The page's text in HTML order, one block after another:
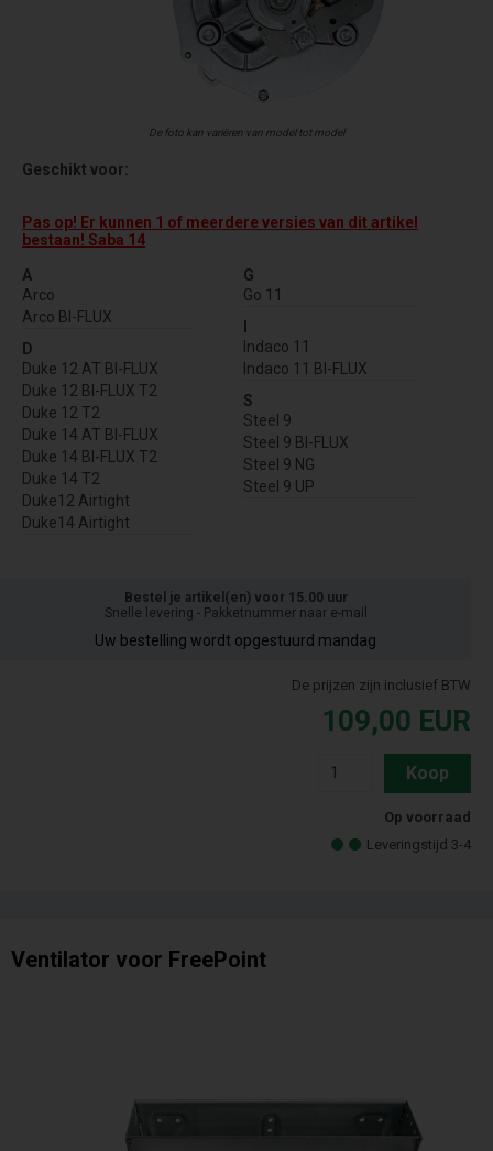
De foto kan variëren van model tot model
Geschikt voor:
Pas op! Er kunnen 1 of meerdere versies van dit artikel
bestaan! Saba 14
A
Arco
Arco BI-FLUX
D
Duke 12 AT BI-FLUX
Duke 12 BI-FLUX T2
Duke 12 T2
Duke 14 AT BI-FLUX
Duke 14 BI-FLUX T2
Duke 14 T2
Duke12 Airtight
Duke14 Airtight
G
Go 11
I
Indaco 11
Indaco 11 BI-FLUX
S
Steel 9
Steel 9 BI-FLUX
Steel 9 NG
Steel 9 UP
Bestel je artikel(en) voor 15.00 uur
Snelle levering - Pakketnummer naar e-mail
Uw bestelling wordt opgestuurd mandag
De prijzen zijn inclusief BTW
109,00 EUR
Koop
Op voorraad
Leveringstijd 3-4
Ventilator voor FreePoint